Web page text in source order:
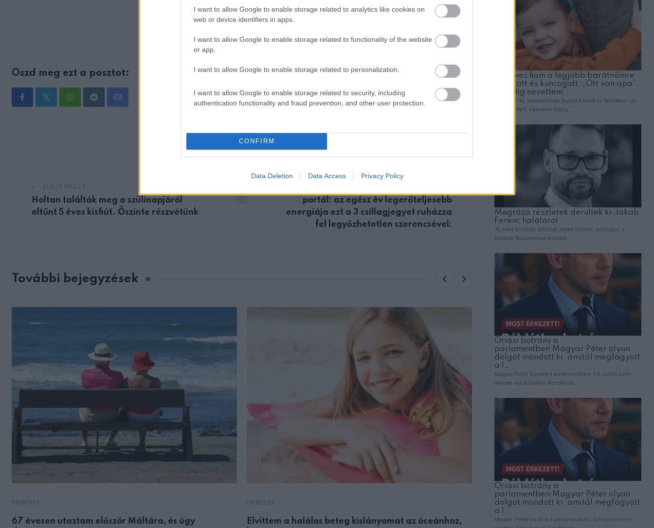
I want to allow Google to enable storage related to analytics like cookies on
web or device identifiers in apps.
I want to allow Google to enable storage related to functionality of the website
or app.
I want to allow Google to enable storage related to personalization.
I want to allow Google to enable storage related to security, including
authentication functionality and fraud prevention, and other user protection.
CONFIRM
Data Deletion Data Access Privacy Policy
Oszd meg ezt a posztot:
WhatsappRedditShare
Holtan találták meg a szülinapjáról
eltűnt 5 éves kisfiút. Őszinte részvétünk
KÖVETKEZŐ POSZT
portál: az egész év legerőteljesebb
energiája ezt a 3 csillagjegyet ruházza
fel legyőzhetetlen szerencsével:
További bejegyzések
67 évesen utaztam először Máltára, és úgy
Elvittem a halálos beteg kislányomat az óceánhoz,
EMBEREK
Fájdalmas veszteség: Gálvölgyi János